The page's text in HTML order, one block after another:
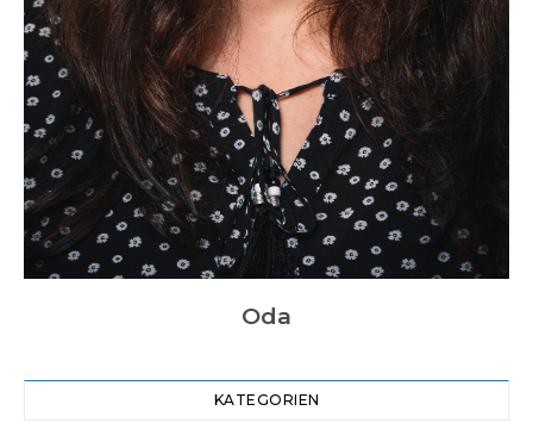
Oda
KATEGORIEN